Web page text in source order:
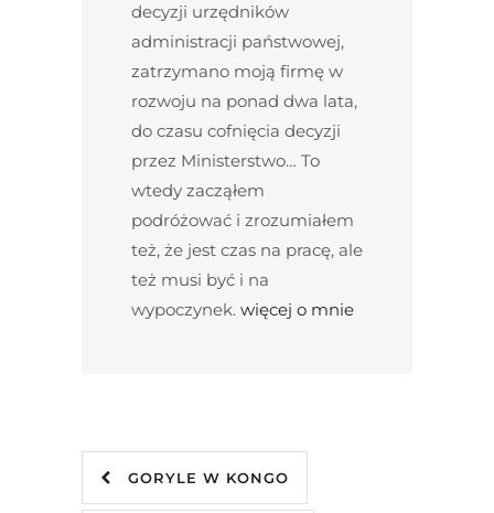
decyzji urzędników
administracji państwowej,
zatrzymano moją firmę w
rozwoju na ponad dwa lata,
do czasu cofnięcia decyzji
przez Ministerstwo… To
wtedy zacząłem
podróżować i zrozumiałem
też, że jest czas na pracę, ale
też musi być i na
wypoczynek. więcej o mnie
GORYLE W KONGO